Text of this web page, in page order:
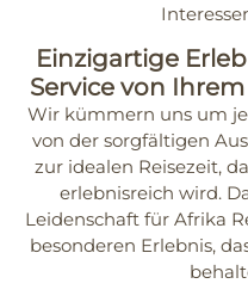
Einzigartige
Service von
Wir kümmern uns um
von der sorgfältigen
zur idealen Reisezeit,
erlebnisreich wird.
Leidenschaft für Afrika
besonderen Erlebnis,